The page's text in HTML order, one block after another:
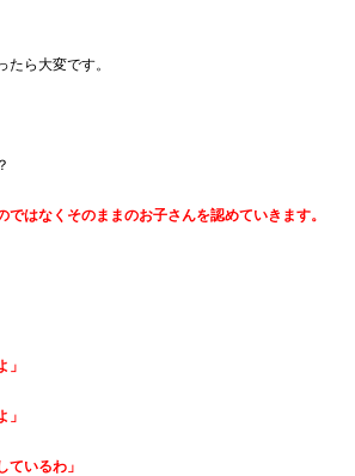
たら大変です。
ではなくそのままのお子さんを認めていきます。
」
」
ているわ」